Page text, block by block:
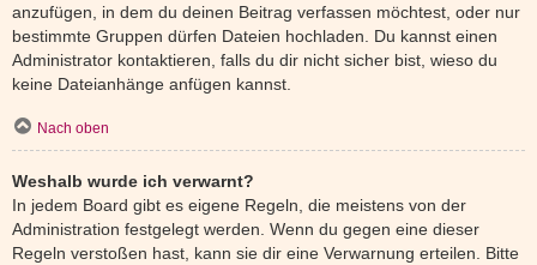
anzufügen, in dem du deinen Beitrag verfassen möchtest, oder nur
bestimmte Gruppen dürfen Dateien hochladen. Du kannst einen
Administrator kontaktieren, falls du dir nicht sicher bist, wieso du
keine Dateianhänge anfügen kannst.
Nach oben
Weshalb wurde ich verwarnt?
In jedem Board gibt es eigene Regeln, die meistens von der
Administration festgelegt werden. Wenn du gegen eine dieser
Regeln verstoßen hast, kann sie dir eine Verwarnung erteilen. Bitte